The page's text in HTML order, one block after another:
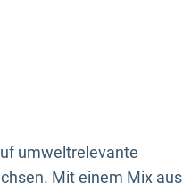
umweltrelevante
Mit einem Mix aus